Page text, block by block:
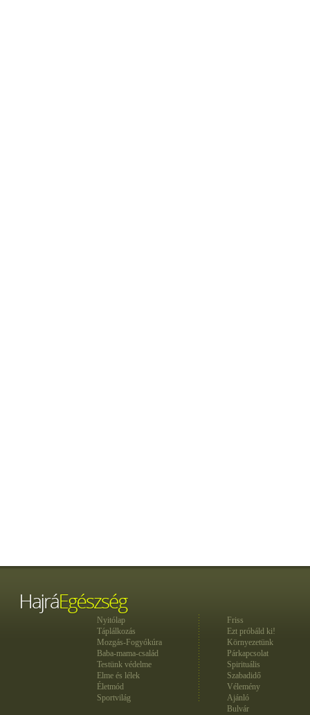
Nyitólap
Táplálkozás
Mozgás-Fogyókúra
Baba-mama-család
Testünk védelme
Elme és lélek
Életmód
Sportvilág
Friss
Ezt próbáld ki!
Környezetünk
Párkapcsolat
Spirituális
Szabadidő
Vélemény
Ajánló
Bulvár